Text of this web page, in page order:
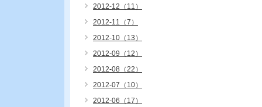
2012-12（11）
2012-11（7）
2012-10（13）
2012-09（12）
2012-08（22）
2012-07（10）
2012-06（17）